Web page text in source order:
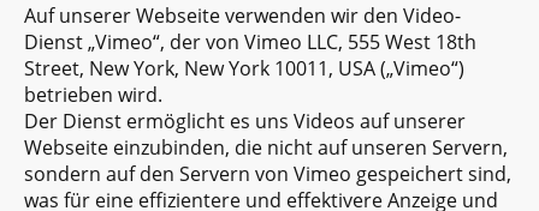
Auf unserer Webseite verwenden wir den Video-
Dienst „Vimeo“, der von Vimeo LLC, 555 West 18th
Street, New York, New York 10011, USA („Vimeo“)
betrieben wird.
Der Dienst ermöglicht es uns Videos auf unserer
Webseite einzubinden, die nicht auf unseren Servern,
sondern auf den Servern von Vimeo gespeichert sind,
was für eine effizientere und effektivere Anzeige und